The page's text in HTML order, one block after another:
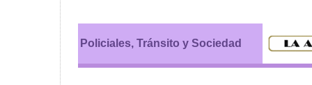
Policiales, Tránsito y Sociedad